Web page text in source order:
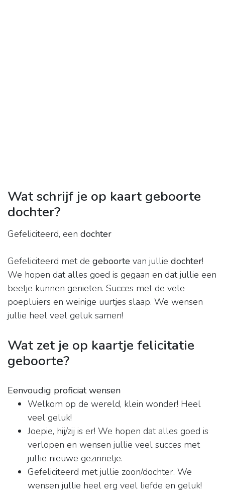
Wat schrijf je op kaart geboorte
dochter?
Gefeliciteerd, een dochter
Gefeliciteerd met de geboorte van jullie dochter!
We hopen dat alles goed is gegaan en dat jullie een
beetje kunnen genieten. Succes met de vele
poepluiers en weinige uurtjes slaap. We wensen
jullie heel veel geluk samen!
Wat zet je op kaartje felicitatie
geboorte?
Eenvoudig proficiat wensen
Welkom op de wereld, klein wonder! Heel
veel geluk!
Joepie, hij/zij is er! We hopen dat alles goed is
verlopen en wensen jullie veel succes met
jullie nieuwe gezinnetje.
Gefeliciteerd met jullie zoon/dochter. We
wensen jullie heel erg veel liefde en geluk!